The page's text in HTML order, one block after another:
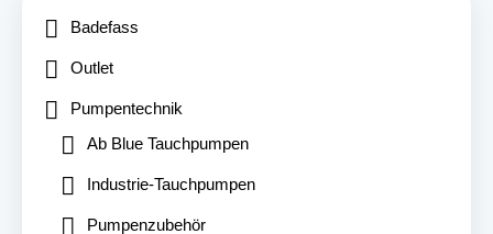
Badefass
Outlet
Pumpentechnik
Ab Blue Tauchpumpen
Industrie-Tauchpumpen
Pumpenzubehör